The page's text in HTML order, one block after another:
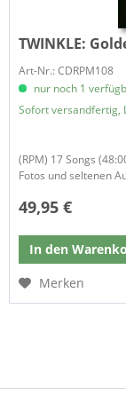
TWINKLE:
Art-Nr.: CDRPM108
nur noch 1
Sofort versandfertig,
(RPM) 17 Songs
Fotos und seltenen
49,95 €
In den
Merken